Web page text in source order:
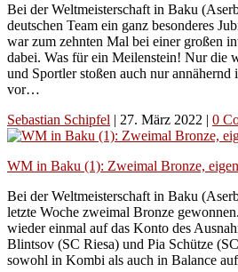
Bei der Weltmeisterschaft in Baku
deutschen Team ein ganz besonderes
war zum zehnten Mal bei einer großen
dabei. Was für ein Meilenstein! Nur die
und Sportler stoßen auch nur annähernd
vor…
Sebastian Schipfel | 27. März 2022 | 0
WM in Baku (1): Zweimal Bronze,
Bei der Weltmeisterschaft in Baku
letzte Woche zweimal Bronze
wieder einmal auf das Konto des
Blintsov (SC Riesa) und Pia Schütze
sowohl in Kombi als auch in Balance